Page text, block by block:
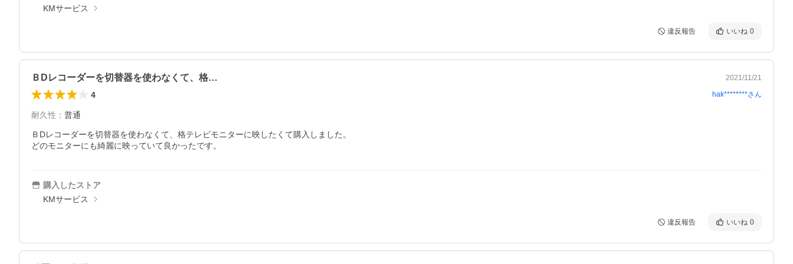
KMサービス
違反報告 いいね 0
ＢDレコーダーを切替器を使わなくて、格… 2021/11/21
4 hak********さん
耐久性 ： 普通
ＢDレコーダーを切替器を使わなくて、格テレビモニターに映したくて購入しました。
どのモニターにも綺麗に映っていて良かったです。
購入したストア
KMサービス
違反報告 いいね 0